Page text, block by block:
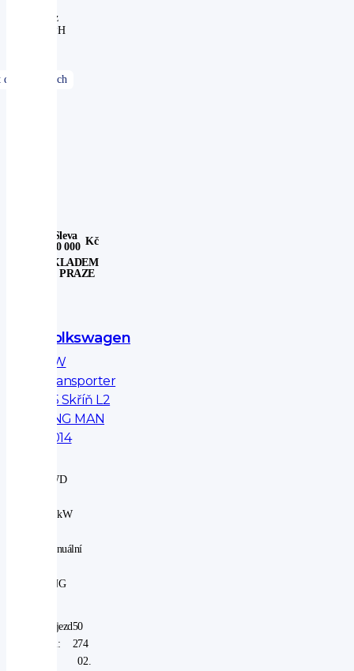
bez
DPH
Volkswagen
VW
Transporter
T5 Skříň L2
CNG MAN
2014
2WD
85 kW
manuální
CNG
Nájezd
km:
50
274
02.
Sleva
40 000 Kč
SKLADEM
V PRAZE